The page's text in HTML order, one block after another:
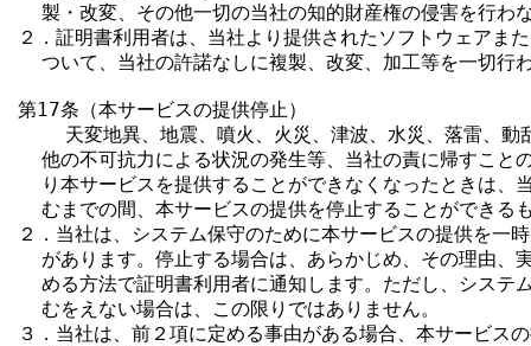
製・改変、その他一切の当社の知的財産権の侵害を行わ
２．証明書利用者は、当社より提供されたソフトウェアま
ついて、当社の許諾なしに複製、改変、加工等を一切行
第17条（本サービスの提供停止）
天変地異、地震、噴火、火災、津波、水災、落雷、動
他の不可抗力による状況の発生等、当社の責に帰すこと
り本サービスを提供することができなくなったときは、
むまでの間、本サービスの提供を停止することができる
２．当社は、システム保守のために本サービスの提供を一
があります。停止する場合は、あらかじめ、その理由、
める方法で証明書利用者に通知します。ただし、システ
  むをえない場合は、この限りではありません。
３．当社は、前２項に定める事由がある場合、本サービス